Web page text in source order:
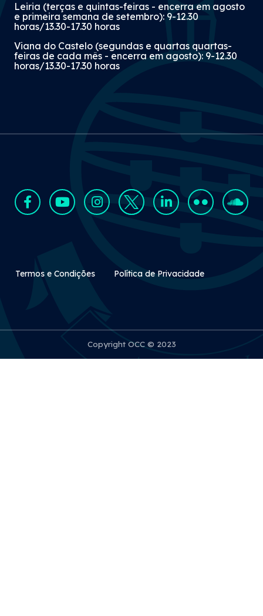
Leiria (terças e quintas-feiras - encerra em agosto
e primeira semana de setembro): 9-12.30
horas/13.30-17.30 horas
Viana do Castelo (segundas e quartas quartas-
feiras de cada mês - encerra em agosto): 9-12.30
horas/13.30-17.30 horas
Rodapé Secundário
Termos e Condições Política de Privacidade
Copyright OCC © 2023